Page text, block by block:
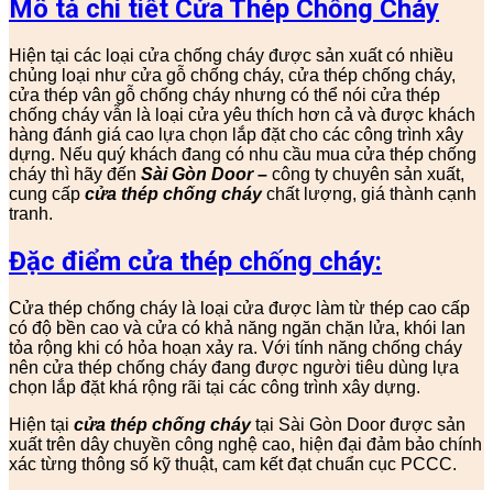
Mô tả chi tiết Cửa Thép Chống Cháy
Hiện tại các loại cửa chống cháy được sản xuất có nhiều
chủng loại như cửa gỗ chống cháy, cửa thép chống cháy,
cửa thép vân gỗ chống cháy nhưng có thể nói cửa thép
chống cháy vẫn là loại cửa yêu thích hơn cả và được khách
hàng đánh giá cao lựa chọn lắp đặt cho các công trình xây
dựng. Nếu quý khách đang có nhu cầu mua cửa thép chống
cháy thì hãy đến Sài Gòn Door– công ty chuyên sản xuất,
cung cấp cửa thép chống cháychất lượng, giá thành cạnh
tranh.
Đặc điểm cửa thép chống cháy:
Cửa thép chống cháy là loại cửa được làm từ thép cao cấp
có độ bền cao và cửa có khả năng ngăn chặn lửa, khói lan
tỏa rộng khi có hỏa hoạn xảy ra. Với tính năng chống cháy
nên cửa thép chống cháy đang được người tiêu dùng lựa
chọn lắp đặt khá rộng rãi tại các công trình xây dựng.
Hiện tại cửa thép chống cháytại Sài Gòn Door được sản
xuất trên dây chuyền công nghệ cao, hiện đại đảm bảo chính
xác từng thông số kỹ thuật, cam kết đạt chuẩn cục PCCC.